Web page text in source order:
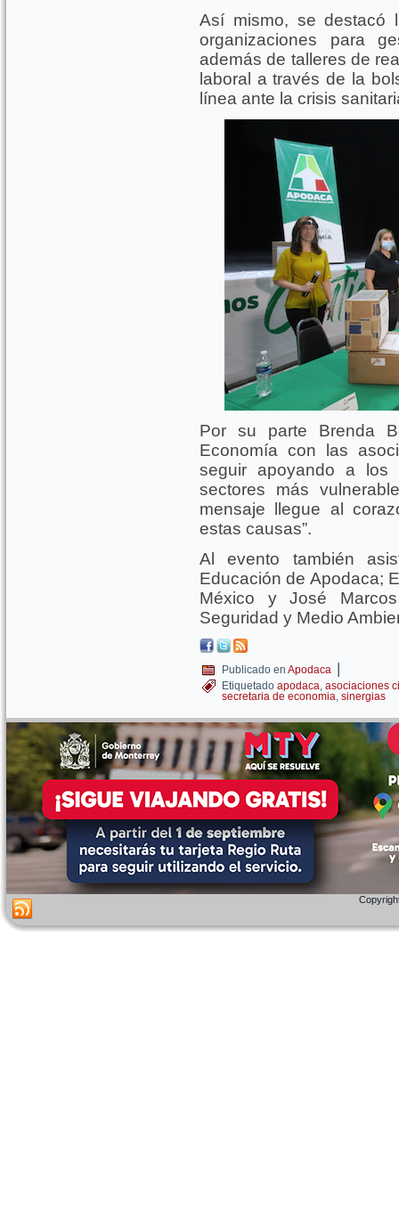
Así mismo, se destacó
organizaciones para
además de talleres de
laboral a través de la
línea ante la crisis
Por su parte Brenda
Economía con las
seguir apoyando a
sectores más
mensaje llegue al
estas causas”.
Al evento también
Educación de Apodaca;
México y José
Seguridad y Medio
Publicado en Apodaca |
Etiquetado apodaca, asociaciones
secretaria de economia, sinergias